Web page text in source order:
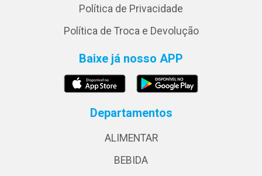
Política de Privacidade
Política de Troca e Devolução
Baixe já nosso APP
Departamentos
ALIMENTAR
BEBIDA